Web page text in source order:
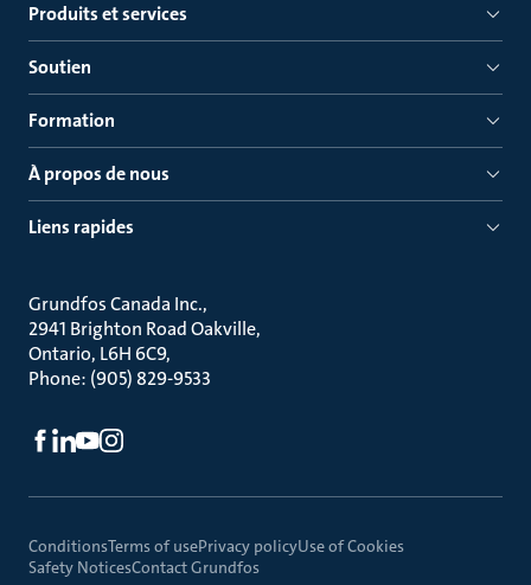
Produits et services
Soutien
Formation
À propos de nous
Liens rapides
Grundfos Canada Inc.
2941 Brighton Road Oakville
Ontario, L6H 6C9
Phone: (905) 829-9533
ConditionsTerms of usePrivacy policyUse of Cookies
Safety NoticesContact Grundfos